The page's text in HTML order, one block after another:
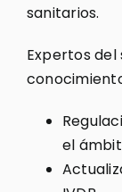
sanitarios.
Expertos
el